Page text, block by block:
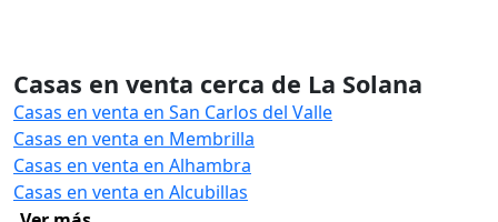
Casas en venta cerca de La Solana
Casas en venta en San Carlos del Valle
Casas en venta en Membrilla
Casas en venta en Alhambra
Casas en venta en Alcubillas